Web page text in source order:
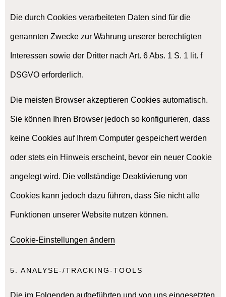
Die durch Cookies verarbeiteten Daten sind für die
genannten Zwecke zur Wahrung unserer berechtigten
Interessen sowie der Dritter nach Art. 6 Abs. 1 S. 1 lit. f
DSGVO erforderlich.
Die meisten Browser akzeptieren Cookies automatisch.
Sie können Ihren Browser jedoch so konfigurieren, dass
keine Cookies auf Ihrem Computer gespeichert werden
oder stets ein Hinweis erscheint, bevor ein neuer Cookie
angelegt wird. Die vollständige Deaktivierung von
Cookies kann jedoch dazu führen, dass Sie nicht alle
Funktionen unserer Website nutzen können.
Cookie-Einstellungen ändern
5. ANALYSE-/TRACKING-TOOLS
Die im Folgenden aufgeführten und von uns eingesetzten